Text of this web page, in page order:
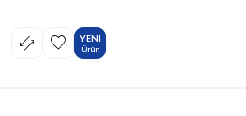
YENI
Ürün